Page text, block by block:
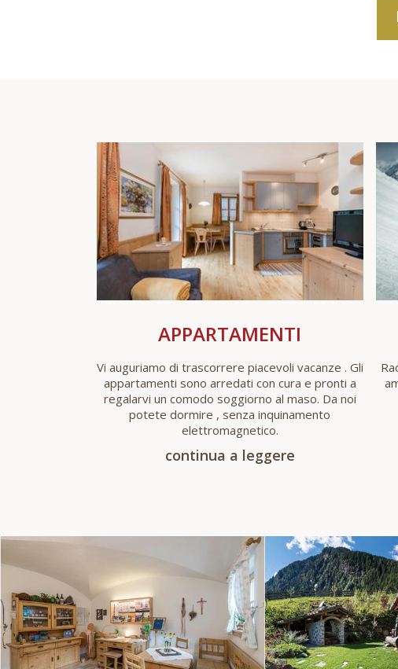
APPARTAMENTI
Vi auguriamo di trascorrere piacevoli vacanze . Gli
appartamenti sono arredati con cura e pronti a
regalarvi un comodo soggiorno al maso. Da noi
potete dormire , senza inquinamento
elettromagnetico.
continua a leggere
MAURERHOF